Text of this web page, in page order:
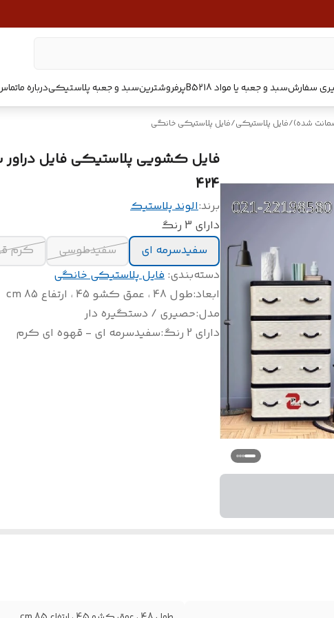
سفارشسبد و جعبه یا مواد B5218 پرفروشترینسبد و جعبه پلاستیکیدرباره ما
شده)/فایل پلاستیکی/فایل پلاستیکی خانگی
424
برند:الوند پلاستیک
دارای 3 رنگ
سفیدسرمه ای
سفیدطوسی
کرم
دسته‌بندی: فایل پلاستیکی خانگی
ابعاد:طول 48 ، عمق کشو 45 ، ارتفاع 85 cm
مدل:حصیری / دستگیره دار
دارای 2 رنگ
:سفیدسرمه ای - قهوه ای کرم